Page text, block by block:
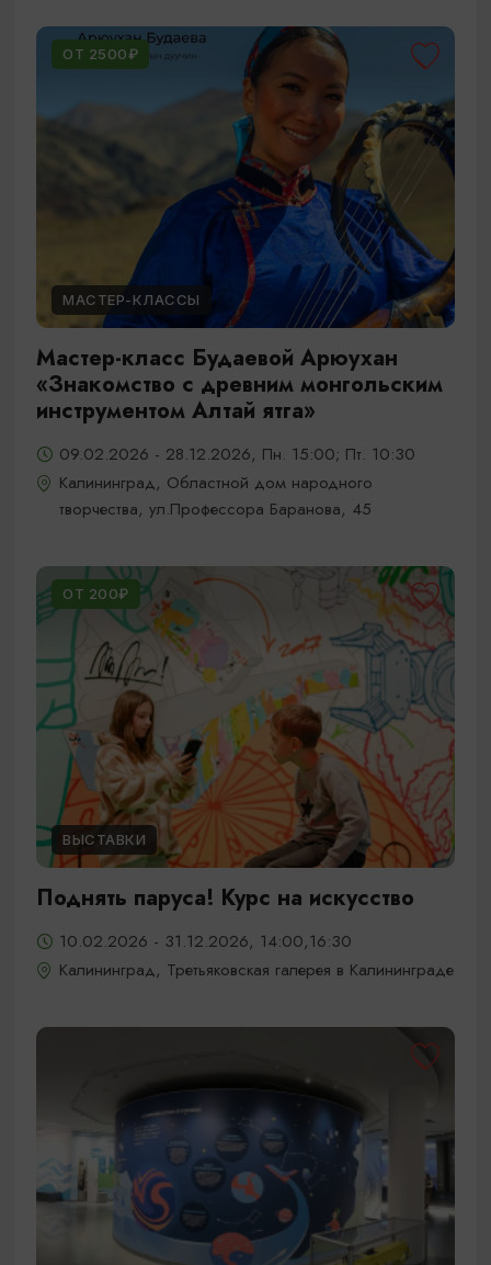
ОТ 2500₽
МАСТЕР-КЛАССЫ
Мастер-класс Будаевой Арюухан
«Знакомство с древним монгольским
инструментом Алтай ятга»
09.02.2026 - 28.12.2026, Пн. 15:00; Пт. 10:30
Калининград, Областной дом народного
творчества, ул.Профессора Баранова, 45
ОТ 200₽
ВЫСТАВКИ
Поднять паруса! Курс на искусство
10.02.2026 - 31.12.2026, 14:00,16:30
Калининград, Третьяковская галерея в Калининграде